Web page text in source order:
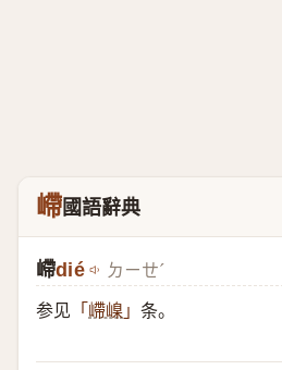
嵽國語辭典
嵽dié ㄉㄧㄝˊ
参见 「 嵽嵲 」 条。